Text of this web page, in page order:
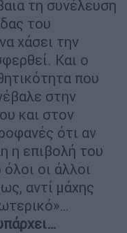
τη συνέλευση
του
χάσει την
Και ο
που
στην
και στον
ότι αν
η επιβολή του
οι άλλοι
αντί μάχης